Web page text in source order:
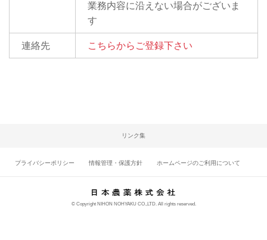
業務内容に沿えない場合がございま
す
連絡先 こちらからご登録下さい
リンク集
プライバシーポリシー 情報管理・保護方針 ホームページのご利用について
© Copyright NIHON NOHYAKU CO.,LTD. All rights reserved.